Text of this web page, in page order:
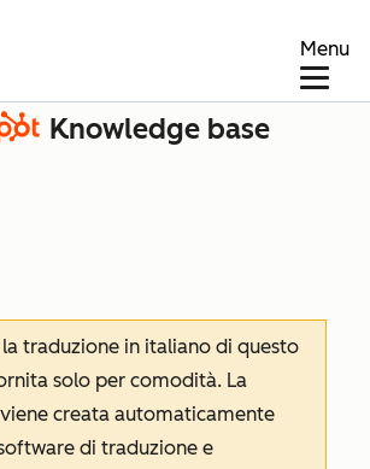
Menu
Knowledge base
traduzione in italiano di questo
solo per comodità. La
creata automaticamente
di traduzione e